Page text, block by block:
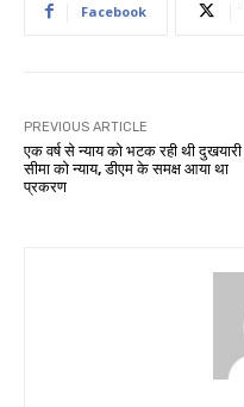
Facebook
PREVIOUS ARTICLE
एक वर्ष से न्याय को भटक रही थी दुखयारी
सीमा को न्याय, डीएम के समक्ष आया था
प्रकरण